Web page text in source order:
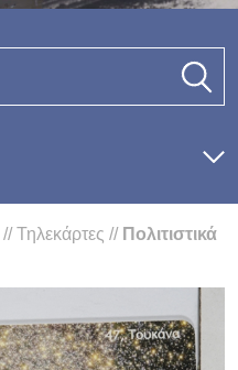
//Τηλεκάρτες // Πολιτιστικά